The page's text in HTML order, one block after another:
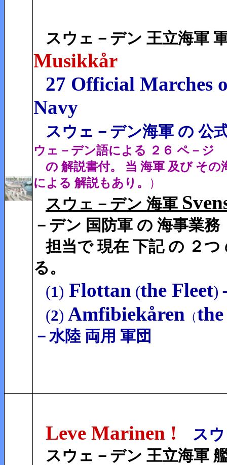
スウェ－デン 王立海軍
Musikkår
27 Official Marches
Navy
スウェ－デン海軍 の 公
ウェ－デン語による ２６ ペ－ジ
の 解説書付。 当 海軍 及び その
による 解説もあり。
）
スウェ－デン 海軍
－デン 国防軍 の 海事業務
担当で 現在 下記 の ２
る。
(1) Flottan (the Fleet)
(2) Amfibiekåren （
－水陸 両用 軍団
Leve Marinen !
ス
スウェ－デン 王立海軍